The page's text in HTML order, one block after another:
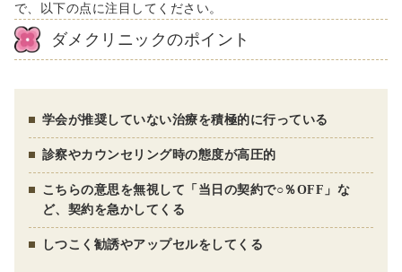
で、以下の点に注目してください。
ダメクリニックのポイント
学会が推奨していない治療を積極的に行っている
診察やカウンセリング時の態度が高圧的
こちらの意思を無視して「当日の契約で○％OFF」な
ど、契約を急かしてくる
しつこく勧誘やアップセルをしてくる